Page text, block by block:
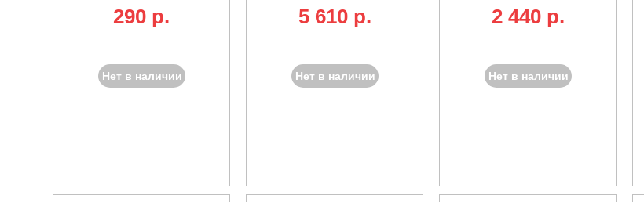
290 p.
Нет в наличии
5 610 p.
Нет в наличии
2 440 p.
Нет в наличии